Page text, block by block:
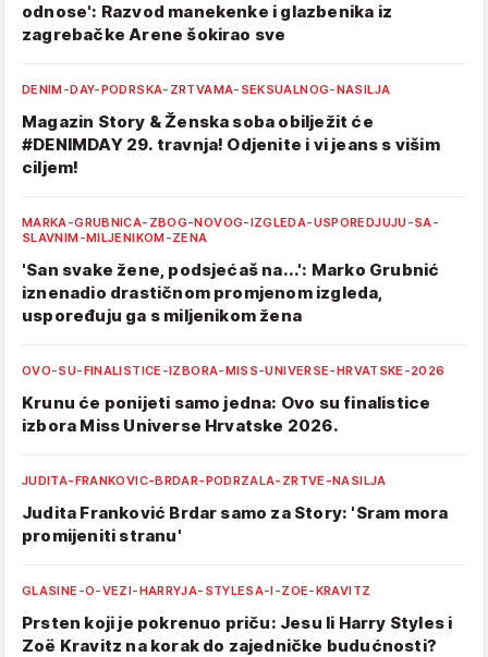
odnose': Razvod manekenke i glazbenika iz
zagrebačke Arene šokirao sve
DENIM-DAY-PODRSKA-ZRTVAMA-SEKSUALNOG-NASILJA
Magazin Story & Ženska soba obilježit će
#DENIMDAY 29. travnja! Odjenite i vi jeans s višim
ciljem!
MARKA-GRUBNICA-ZBOG-NOVOG-IZGLEDA-USPOREDJUJU-SA-
SLAVNIM-MILJENIKOM-ZENA
'San svake žene, podsjećaš na...': Marko Grubnić
iznenadio drastičnom promjenom izgleda,
uspoređuju ga s miljenikom žena
OVO-SU-FINALISTICE-IZBORA-MISS-UNIVERSE-HRVATSKE-2026
Krunu će ponijeti samo jedna: Ovo su finalistice
izbora Miss Universe Hrvatske 2026.
JUDITA-FRANKOVIC-BRDAR-PODRZALA-ZRTVE-NASILJA
Judita Franković Brdar samo za Story: 'Sram mora
promijeniti stranu'
GLASINE-O-VEZI-HARRYJA-STYLESA-I-ZOE-KRAVITZ
Prsten koji je pokrenuo priču: Jesu li Harry Styles i
Zoë Kravitz na korak do zajedničke budućnosti?